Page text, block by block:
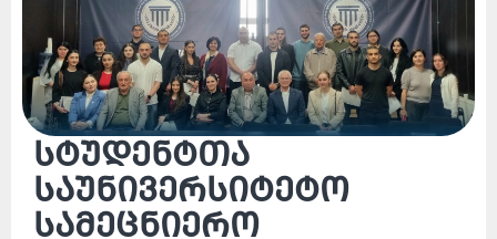
სტუდენტთა
საუნივერსიტეტო
სამეცნიერო